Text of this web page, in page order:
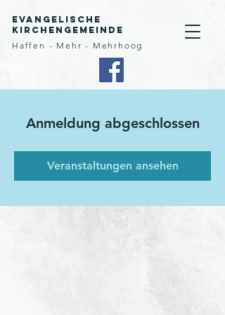
Evangelische
Kirchengemeinde
Haffen - Mehr - Mehrhoog
Anmeldung abgeschlossen
Veranstaltungen ansehen